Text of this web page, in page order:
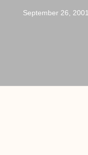
September 26, 2001